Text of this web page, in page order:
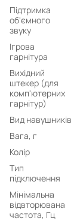
Підтримка
об'ємного
звуку
Ігрова
гарнітура
Вихідний
штекер (для
комп'ютерних
гарнітур)
Вид навушників
Вага, г
Колір
Тип
підключення
Мінімальна
відвторювана
частота, Гц